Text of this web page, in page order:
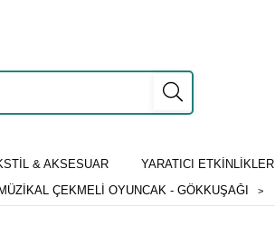
& AKSESUAR YARATICI ETKİNLİKLER
ÇEKMELI OYUNCAK - GÖKKUŞAĞI